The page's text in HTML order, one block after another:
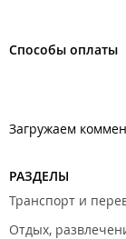
Способы оплаты
Загружаем
РАЗДЕЛЫ
Транспорт и
Отдых,